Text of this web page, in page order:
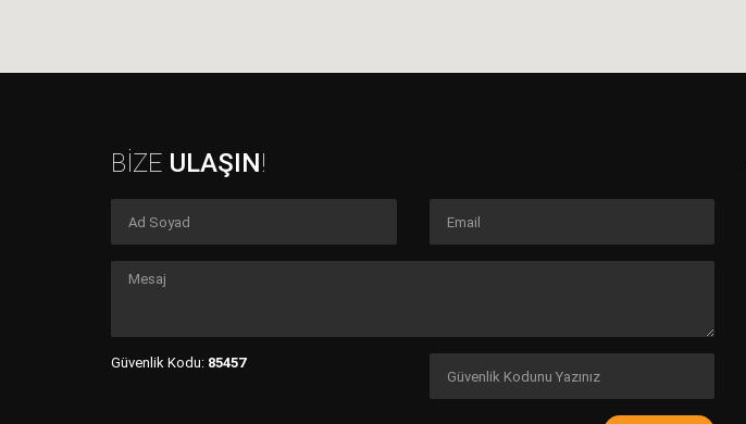
BİZE ULAŞIN!
Güvenlik Kodu: 85457